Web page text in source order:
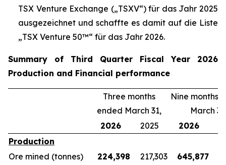
TSX Venture Exchange („TSXV“) für das Jahr 2025
ausgezeichnet und schaffte es damit auf die Liste
„TSX Venture 50™“ für das Jahr 2026.
Summary of Third Quarter Fiscal Year 2026
Production and Financial performance
Three months
ended March 31,
Nine months
March
2026
2025 2026
Production
Ore mined (tonnes)
224,398 217,303 645,877